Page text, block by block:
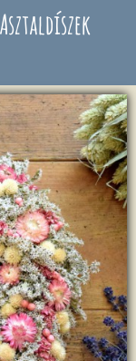
Asztaldíszek